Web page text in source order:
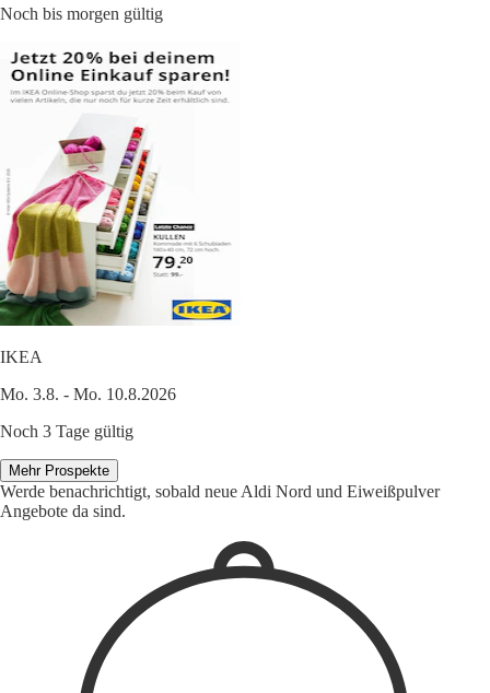
Noch bis morgen gültig
IKEA
Mo. 3.8. - Mo. 10.8.2026
Noch 3 Tage gültig
Mehr Prospekte
Werde benachrichtigt, sobald neue Aldi Nord und Eiweißpulver
Angebote da sind.